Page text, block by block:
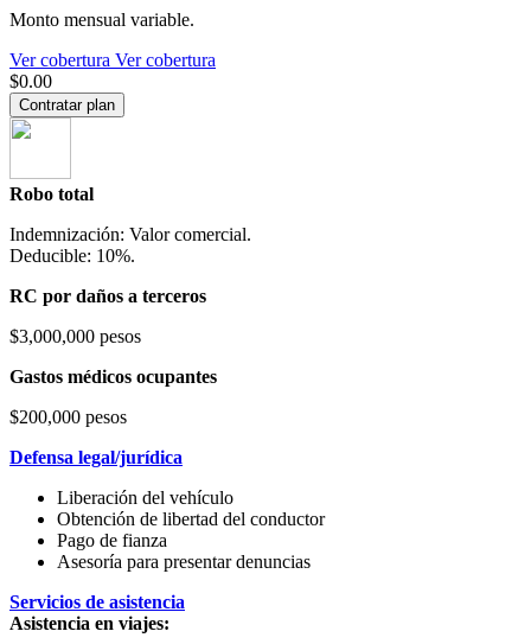
Monto mensual variable.
Ver cobertura Ver cobertura
$0.00
Contratar plan
Robo total
Indemnización: Valor comercial.
Deducible: 10%.
RC por daños a terceros
$3,000,000 pesos
Gastos médicos ocupantes
$200,000 pesos
Defensa legal/jurídica
Liberación del vehículo
Obtención de libertad del conductor
Pago de fianza
Asesoría para presentar denuncias
Servicios de asistencia
Asistencia en viajes: